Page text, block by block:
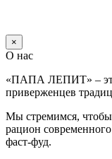
×
О нас
«ПАПА ЛЕПИТ» –
приверженцев
Мы стремимся,
рацион
фаст-фуд.